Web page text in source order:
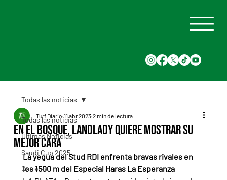
Todas las noticias
Últimas Noticias
Saudi Cup 2025
Carreras
Todas las noticias
En el Bosque, Landlady quiere mostrar su
mejor cara
Turf Diario 11 abr 2023 2 min de lectura
La yegua del Stud RDI enfrenta bravas rivales en
los 1500 m del Especial Haras La Esperanza